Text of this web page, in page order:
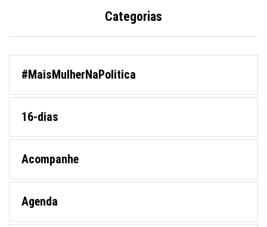
Categorias
#MaisMulherNaPolitica
16-dias
Acompanhe
Agenda